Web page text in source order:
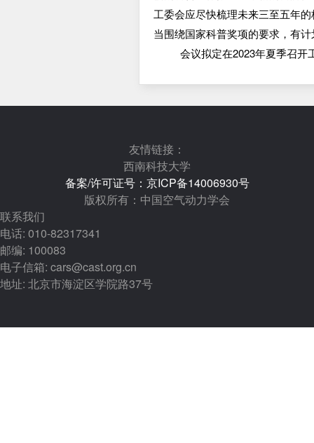
工委会应尽快梳理未来三至五年
当围绕国家科普奖项的要求，有
会议拟定在2023年夏季召开
友情链接：
西南科技大学
备案/许可证号：京ICP备14006930号
版权所有：中国空气动力学会
联系我们
电话: 010-82317341
邮编: 100083
电子信箱: cars@cast.org.cn
地址: 北京市海淀区学院路37号